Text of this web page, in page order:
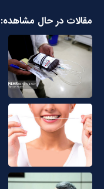
مقالات در حال مشاهده: